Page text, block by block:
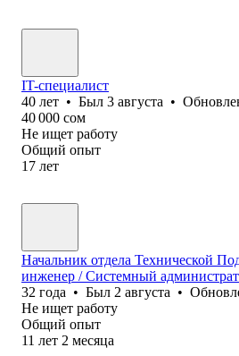
IT-специалист
40 лет • Был 3 августа •
40 000 сом
Не ищет работу
Общий опыт
17 лет
Начальник отдела Технической
инженер / Системный
32 года • Был 2 августа •
Не ищет работу
Общий опыт
11 лет 2 месяца